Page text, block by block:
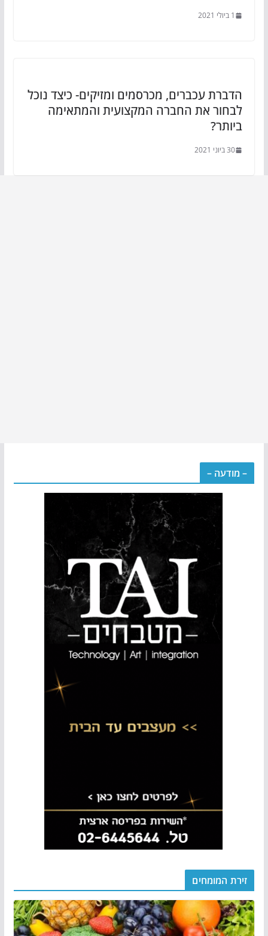
1 ביולי 2021
הדברת עכברים, מכרסמים ומזיקים- כיצד נוכל
לבחור את החברה המקצועית והמתאימה
ביותר?
30 ביוני 2021
– מודעה –
זירת המומחים